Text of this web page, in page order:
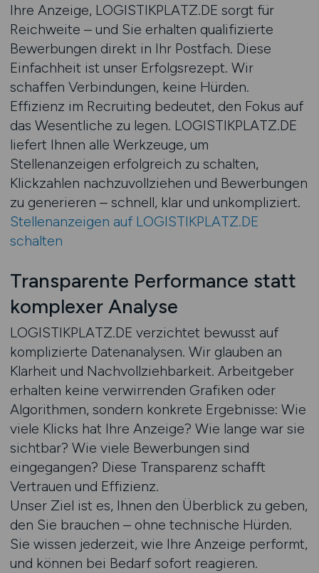
Ihre Anzeige, LOGISTIKPLATZ.DE sorgt für
Reichweite – und Sie erhalten qualifizierte
Bewerbungen direkt in Ihr Postfach. Diese
Einfachheit ist unser Erfolgsrezept. Wir
schaffen Verbindungen, keine Hürden.
Effizienz im Recruiting bedeutet, den Fokus auf
das Wesentliche zu legen. LOGISTIKPLATZ.DE
liefert Ihnen alle Werkzeuge, um
Stellenanzeigen erfolgreich zu schalten,
Klickzahlen nachzuvollziehen und Bewerbungen
zu generieren – schnell, klar und unkompliziert.
Stellenanzeigen auf LOGISTIKPLATZ.DE
schalten
Transparente Performance statt
komplexer Analyse
LOGISTIKPLATZ.DE verzichtet bewusst auf
komplizierte Datenanalysen. Wir glauben an
Klarheit und Nachvollziehbarkeit. Arbeitgeber
erhalten keine verwirrenden Grafiken oder
Algorithmen, sondern konkrete Ergebnisse: Wie
viele Klicks hat Ihre Anzeige? Wie lange war sie
sichtbar? Wie viele Bewerbungen sind
eingegangen? Diese Transparenz schafft
Vertrauen und Effizienz.
Unser Ziel ist es, Ihnen den Überblick zu geben,
den Sie brauchen – ohne technische Hürden.
Sie wissen jederzeit, wie Ihre Anzeige performt,
und können bei Bedarf sofort reagieren.